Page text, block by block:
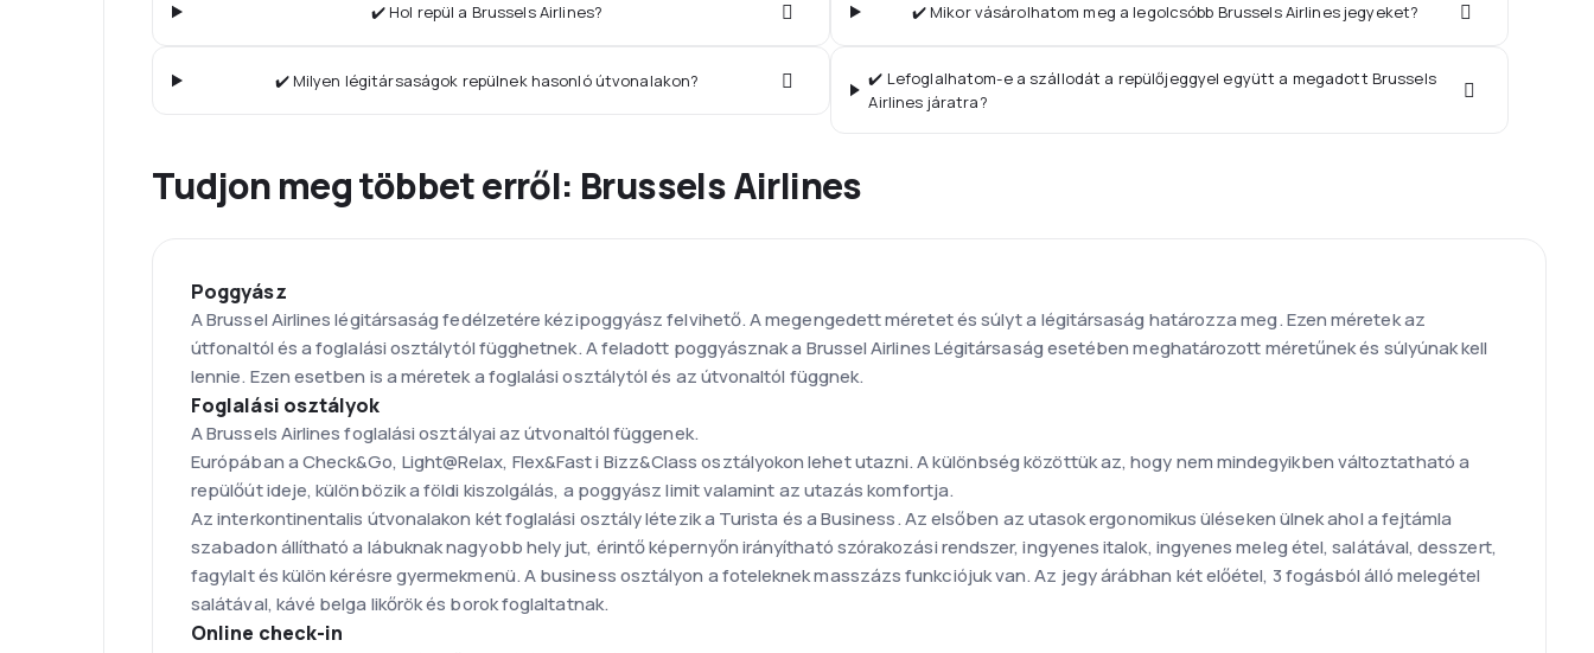
✔️ Hol repül a Brussels Airlines? ✔️ Mikor vásárolhatom meg a legolcsóbb Brussels Airlines jegyeket?
✔️ Milyen légitársaságok repülnek hasonló útvonalakon?
✔️ Lefoglalhatom-e a szállodát a repülőjeggyel együtt a megadott Brussels
Airlines járatra?
Tudjon meg többet erről: Brussels Airlines
Poggyász
A Brussel Airlines légitársaság fedélzetére kézipoggyász felvihető. A megengedett méretet és súlyt a légitársaság határozza meg. Ezen méretek az
útfonaltól és a foglalási osztálytól függhetnek. A feladott poggyásznak a Brussel Airlines Légitársaság esetében meghatározott méretűnek és súlyúnak kell
lennie. Ezen esetben is a méretek a foglalási osztálytól és az útvonaltól függnek.
Foglalási osztályok
A Brussels Airlines foglalási osztályai az útvonaltól függenek.
Európában a Check&Go, Light@Relax, Flex&Fast i Bizz&Class osztályokon lehet utazni. A különbség közöttük az, hogy nem mindegyikben változtatható a
repülőút ideje, különbözik a földi kiszolgálás, a poggyász limit valamint az utazás komfortja.
Az interkontinentalis útvonalakon két foglalási osztály létezik a Turista és a Business. Az elsőben az utasok ergonomikus üléseken ülnek ahol a fejtámla
szabadon állítható a lábuknak nagyobb hely jut, érintő képernyőn irányítható szórakozási rendszer, ingyenes italok, ingyenes meleg étel, salátával, desszert,
fagylalt és külön kérésre gyermekmenü. A business osztályon a foteleknek masszázs funkciójuk van. Az jegy árábhan két előétel, 3 fogásból álló melegétel
salátával, kávé belga likőrök és borok foglaltatnak.
Online check-in